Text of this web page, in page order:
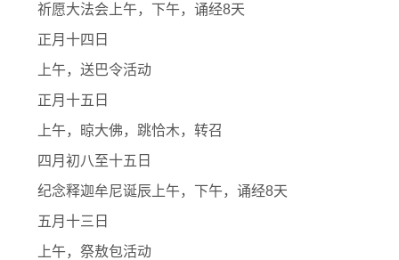
祈愿大法会上午，下午，诵经8天
正月十四日
上午，送巴令活动
正月十五日
上午，晾大佛，跳恰木，转召
四月初八至十五日
纪念释迦牟尼诞辰上午，下午，诵经8天
五月十三日
上午，祭敖包活动